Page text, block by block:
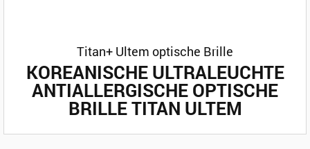
Titan+ Ultem optische Brille
KOREANISCHE ULTRALEUCHTE
ANTIALLERGISCHE OPTISCHE
BRILLE TITAN ULTEM